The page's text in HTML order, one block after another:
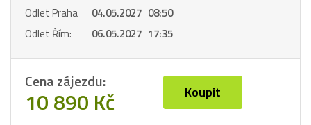
Odlet Praha
04.05.2027 08:50
Odlet Řím:
06.05.2027 17:35
Cena zájezdu:
10 890 Kč Koupit